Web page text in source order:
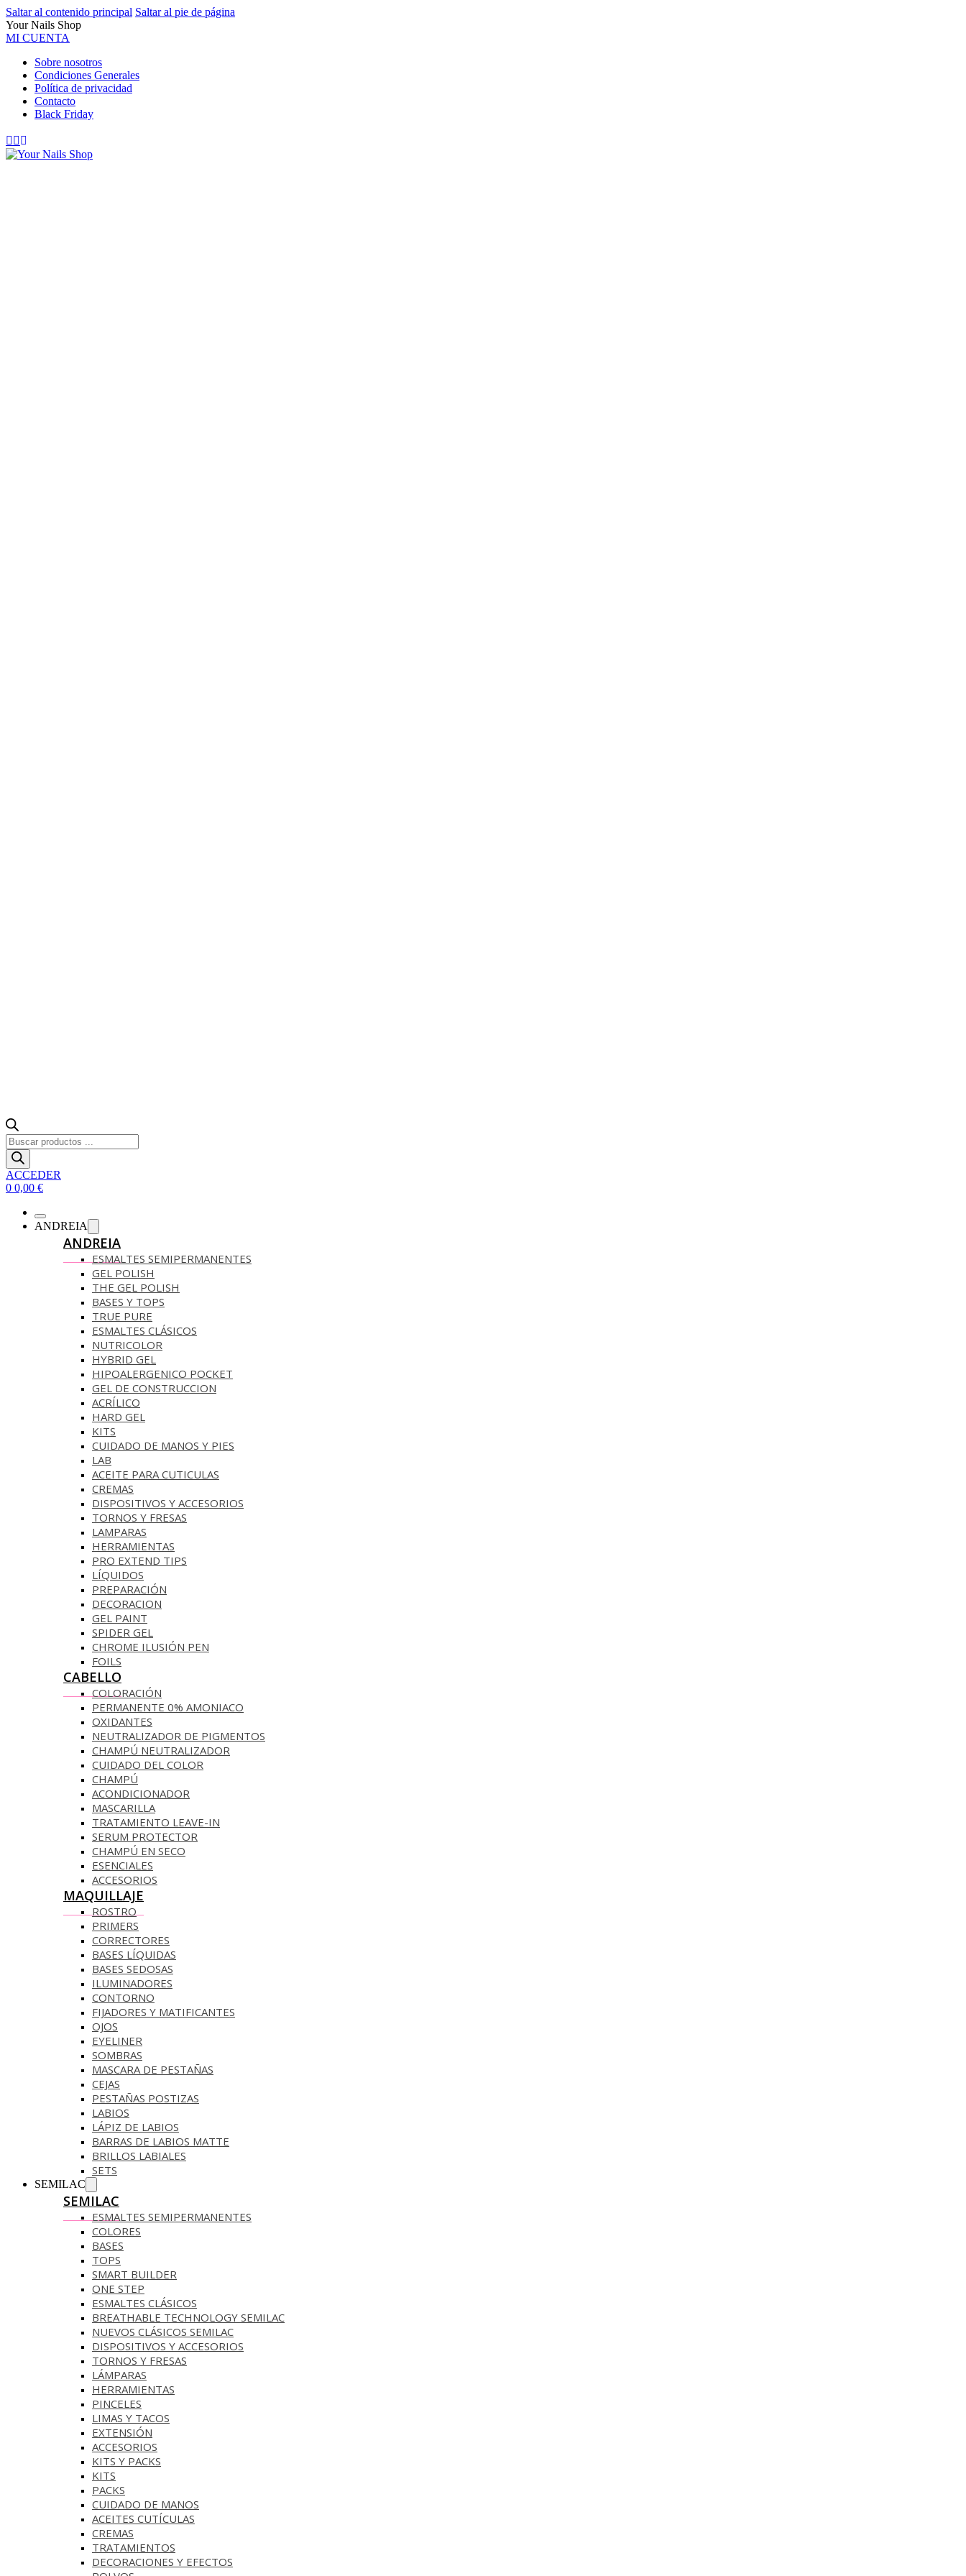
Saltar al contenido principal Saltar al pie de página
Your Nails Shop
MI CUENTA
Sobre nosotros
Condiciones Generales
Política de privacidad
Contacto
Black Friday
Búsqueda
de
productos
ACCEDER
0 0,00 €
ANDREIA
ANDREIA
ESMALTES SEMIPERMANENTES
GEL POLISH
THE GEL POLISH
BASES Y‎ TOPS
TRUE PURE
ESMALTES CLÁSICOS
NUTRICOLOR
HYBRID GEL
HIPOALERGENICO POCKET
GEL DE CONSTRUCCION
ACRÍLICO
HARD GEL
KITS
CUIDADO DE MANOS Y PIES
LAB
ACEITE PARA CUTICULAS
CREMAS
DISPOSITIVOS Y ACCESORIOS
TORNOS Y FRESAS
LAMPARAS
HERRAMIENTAS
PRO EXTEND TIPS
LÍQUIDOS
PREPARACIÓN
DECORACION
GEL PAINT
SPIDER GEL
CHROME ILUSIÓN PEN
FOILS
CABELLO
COLORACIÓN
PERMANENTE 0% AMONIACO
OXIDANTES
NEUTRALIZADOR DE PIGMENTOS
CHAMPÚ NEUTRALIZADOR
CUIDADO DEL COLOR
CHAMPÚ
ACONDICIONADOR
MASCARILLA
TRATAMIENTO LEAVE-IN
SERUM PROTECTOR
CHAMPÚ EN SECO
ESENCIALES
ACCESORIOS
MAQUILLAJE
ROSTRO
PRIMERS
CORRECTORES
BASES LÍQUIDAS
BASES SEDOSAS
ILUMINADORES
CONTORNO
FIJADORES Y MATIFICANTES
OJOS
EYELINER
SOMBRAS
MASCARA DE PESTAÑAS
CEJAS
PESTAÑAS POSTIZAS
LABIOS
LÁPIZ DE LABIOS
BARRAS DE LABIOS MATTE
BRILLOS LABIALES
SETS
SEMILAC
SEMILAC
ESMALTES SEMIPERMANENTES
COLORES
BASES
TOPS
SMART BUILDER
ONE STEP
ESMALTES CLÁSICOS
BREATHABLE TECHNOLOGY SEMILAC
NUEVOS CLÁSICOS SEMILAC
DISPOSITIVOS Y ACCESORIOS
TORNOS Y FRESAS
LÁMPARAS
HERRAMIENTAS
PINCELES
LIMAS Y TACOS
EXTENSIÓN
ACCESORIOS
KITS Y PACKS
KITS
PACKS
CUIDADO DE MANOS
ACEITES CUTÍCULAS
CREMAS
TRATAMIENTOS
DECORACIONES Y EFECTOS